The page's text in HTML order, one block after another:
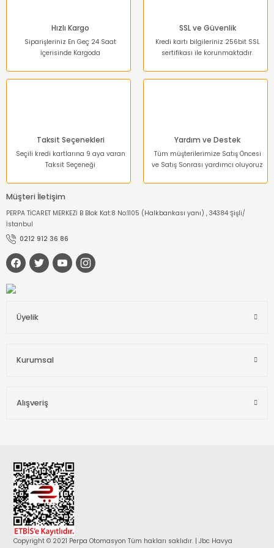
Hızlı Kargo
Siparişleriniz En Geç 24 Saat
İçerisinde Kargoda
SSL ve Güvenlik
Kredi kartı bilgileriniz 256bit SSL
sertifikası ile korunmaktadır.
Taksit Seçenekleri
Seçili kredi kartlarına 9 aya varan
Taksit Seçeneği
Yardım ve Destek
Tüm müşterilerimize Satış Öncesi
ve Satış Sonrası yardımcı oluyoruz
Müşteri İletişim
PERPA TİCARET MERKEZİ B Blok Kat:8 No:1105 (Halkbankası yanı) , 34384 Şişli/
İstanbul
0212 912 36 86
Üyelik
Kurumsal
Alışveriş
Copyright © 2021 Perpa Otomasyon Tüm hakları saklıdır. | Jbc Havya